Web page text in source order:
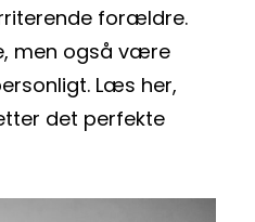
forældre.
men også være
Læs her,
det perfekte